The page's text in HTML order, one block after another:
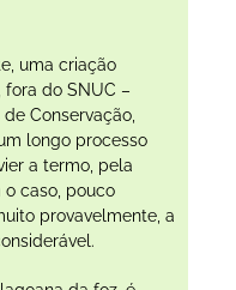
uma criação
do SNUC –
Conservação,
longo processo
a termo, pela
caso, pouco
provavelmente, a